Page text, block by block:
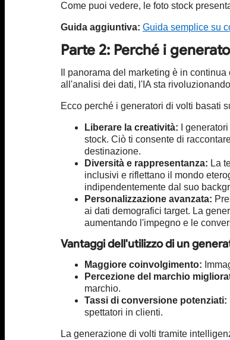
Come puoi vedere, le foto stock
Guida aggiuntiva: Guida semplice su
Parte 2: Perché i
Il panorama del marketing è in
all'analisi dei dati, l'IA sta
Ecco perché i generatori di volti basati
Liberare la creatività: I
stock. Ciò ti consente di
destinazione.
Diversità e rappresentanza: La
inclusivi e riflettano il mondo
indipendentemente dal suo
Personalizzazione avanzata:
ai dati demografici target. La
aumentando l'impegno e le
Vantaggi dell'utilizzo di un
Maggiore coinvolgimento:
Percezione del marchio
marchio.
Tassi di conversione potenziati:
spettatori in clienti.
La generazione di volti tramite